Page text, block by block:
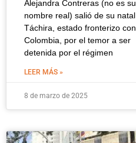
Alejandra Contreras (no es su
nombre real) salió de su natal
Táchira, estado fronterizo con
Colombia, por el temor a ser
detenida por el régimen
LEER MÁS »
8 de marzo de 2025